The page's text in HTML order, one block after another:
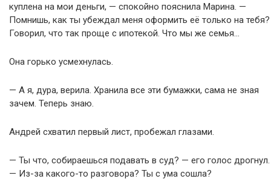
куплена на мои деньги, — спокойно пояснила Марина. —
Помнишь, как ты убеждал меня оформить её только на тебя?
Говорил, что так проще с ипотекой. Что мы же семья…
Она горько усмехнулась.
— А я, дура, верила. Хранила все эти бумажки, сама не зная
зачем. Теперь знаю.
Андрей схватил первый лист, пробежал глазами.
— Ты что, собираешься подавать в суд? — его голос дрогнул.
— Из-за какого-то разговора? Ты с ума сошла?